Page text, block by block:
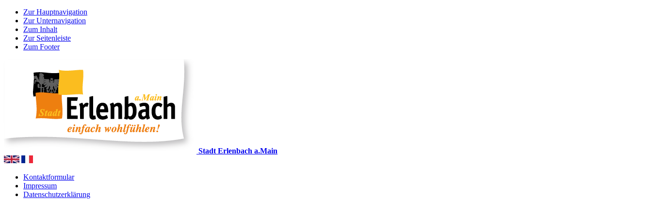
Zur Hauptnavigation
Zur Unternavigation
Zum Inhalt
Zur Seitenleiste
Zum Footer
Stadt Erlenbach a.Main
Kontaktformular
Impressum
Datenschutzerklärung